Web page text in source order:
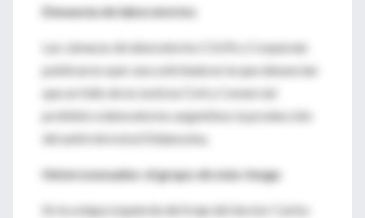
Denuncia de laboratorios
Las cámaras de laboratorios CILFA y Cooperala
publicaron ayer una solicitada en la que denuncian
que un fallo de la Justicia Civil y Comercial
prohibió a laboratorios argentinos la producción
del antirretroviral Didanosina.
Heterosexuales: el grupo de más riesgo
En la solapa izquierda del traje del doctor Carlos